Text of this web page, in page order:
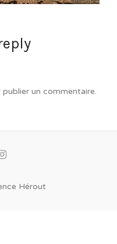
publier un commentaire.
Hérout